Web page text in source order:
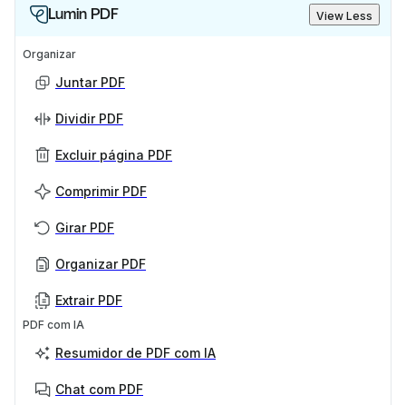
Lumin PDF View Less
Organizar
Juntar PDF
Dividir PDF
Excluir página PDF
Comprimir PDF
Girar PDF
Organizar PDF
Extrair PDF
PDF com IA
Resumidor de PDF com IA
Chat com PDF